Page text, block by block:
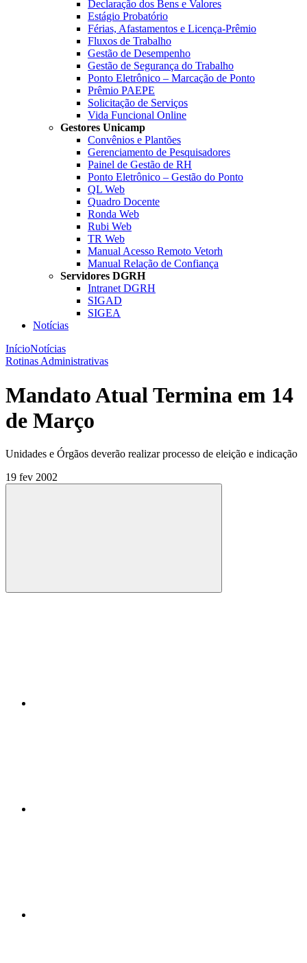
Declaração dos Bens e Valores
Estágio Probatório
Férias, Afastamentos e Licença-Prêmio
Fluxos de Trabalho
Gestão de Desempenho
Gestão de Segurança do Trabalho
Ponto Eletrônico – Marcação de Ponto
Prêmio PAEPE
Solicitação de Serviços
Vida Funcional Online
Gestores Unicamp
Convênios e Plantões
Gerenciamento de Pesquisadores
Painel de Gestão de RH
Ponto Eletrônico – Gestão do Ponto
QL Web
Quadro Docente
Ronda Web
Rubi Web
TR Web
Manual Acesso Remoto Vetorh
Manual Relação de Confiança
Servidores DGRH
Intranet DGRH
SIGAD
SIGEA
Notícias
InícioNotícias
Rotinas Administrativas
Mandato Atual Termina em 14
de Março
Unidades e Órgãos deverão realizar processo de eleição e indicação
19 fev 2002
Compartilhar